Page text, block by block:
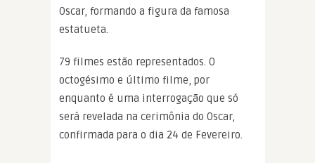
Oscar, formando a figura da famosa
estatueta.
79 filmes estão representados. O
octogésimo e último filme, por
enquanto é uma interrogação que só
será revelada na cerimônia do Oscar,
confirmada para o dia 24 de Fevereiro.